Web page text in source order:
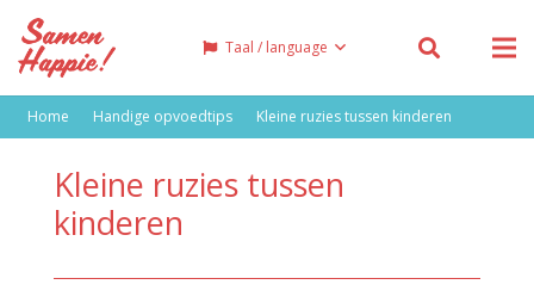
Taal / language
Home Handige opvoedtips Kleine ruzies tussen kinderen
Kleine ruzies tussen
kinderen